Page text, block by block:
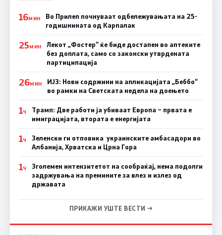
16МИН
Во Прилеп почнуваат одбележувањата на 25-
годишнината од Карпалак
25МИН
Лекот „Фостер“ ќе биде достапен во аптеките
без доплата, само со законски утврдената
партиципација
26МИН
ИЈЗ: Нови содржини на апликацијата „Беббо“
во рамки на Светската недела на доењето
1Ч
Трамп: Две работи ја убиваат Европа – првата е
имиграцијата, втората е енергијата
1Ч
Зеленски ги отповика украинските амбасадори во
Албанија, Хрватска и Црна Гора
1Ч
Зголемен интензитетот на сообраќај, нема подолги
задржувања на премините за влез и излез од
државата
ПРИКАЖИ УШТЕ ВЕСТИ →